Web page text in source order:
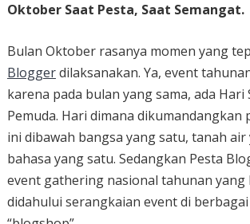
Oktober Saat Pesta, Saat Semangat.
Bulan Oktober rasanya momen yang
Bloggerdilaksanakan. Ya, event
karena pada bulan yang sama, ada Hari
Pemuda. Hari dimana dikumandangkan
ini dibawah bangsa yang satu, tanah air
bahasa yang satu. Sedangkan Pesta
event gathering nasional tahunan yang
didahului serangkaian event di